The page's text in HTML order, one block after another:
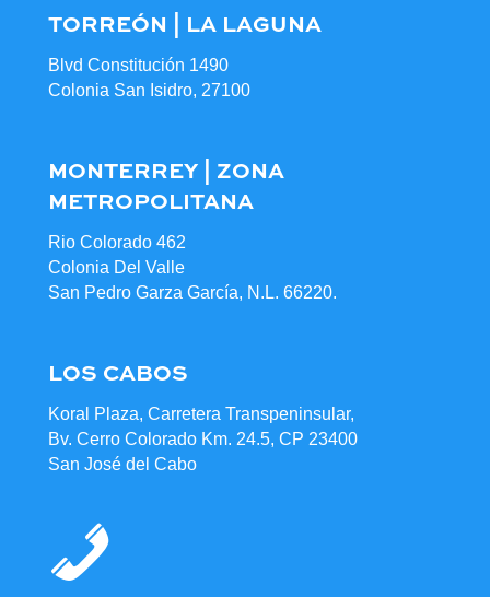
TORREÓN | LA LAGUNA
Blvd Constitución 1490
Colonia San Isidro, 27100
MONTERREY | ZONA
METROPOLITANA
Rio Colorado 462
Colonia Del Valle
San Pedro Garza García, N.L. 66220.
LOS CABOS
Koral Plaza, Carretera Transpeninsular,
Bv. Cerro Colorado Km. 24.5, CP 23400
San José del Cabo